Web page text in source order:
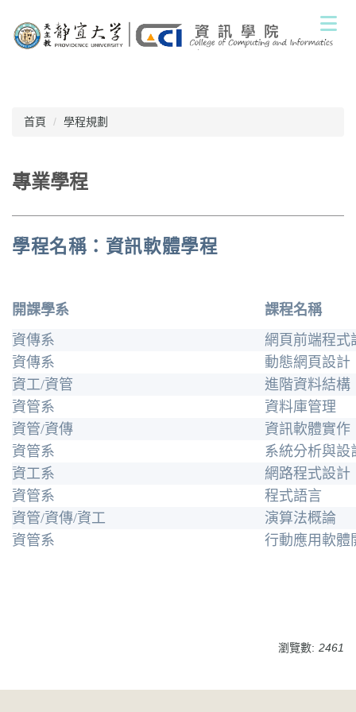
到
主
首頁
學程規劃
專業學程
學程名稱：資訊軟體學程
開課學系
課程名稱
資傳系
網頁前端程式
資傳系
動態網頁設計
資工/資管
進階資料結構
資管系
資料庫管理
資管/資傳
資訊軟體實作
資管系
系統分析與設
資工系
網路程式設計
資管系
程式語言
資管/資傳/資工
演算法概論
資管系
行動應用軟體
瀏覽數: 2461